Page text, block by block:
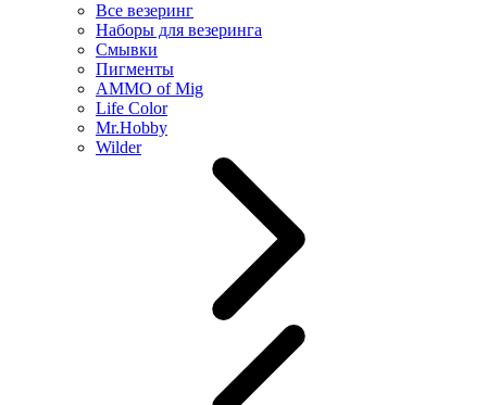
Все везеринг
Наборы для везеринга
Смывки
Пигменты
AMMO of Mig
Life Color
Mr.Hobby
Wilder